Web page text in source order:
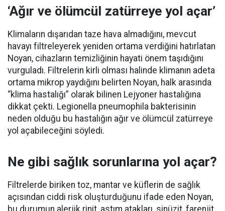
‘Ağır ve ölümcül zatürreye yol açar’
Klimaların dışarıdan taze hava almadığını, mevcut
havayı filtreleyerek yeniden ortama verdiğini hatırlatan
Noyan, cihazların temizliğinin hayati önem taşıdığını
vurguladı. Filtrelerin kirli olması halinde klimanın adeta
ortama mikrop yaydığını belirten Noyan, halk arasında
“klima hastalığı” olarak bilinen Lejyoner hastalığına
dikkat çekti. Legionella pneumophila bakterisinin
neden olduğu bu hastalığın ağır ve ölümcül zatürreye
yol açabileceğini söyledi.
Ne gibi sağlık sorunlarına yol açar?
Filtrelerde biriken toz, mantar ve küflerin de sağlık
açısından ciddi risk oluşturduğunu ifade eden Noyan,
bu durumun alerjik rinit, astım atakları, sinüzit, farenjit,